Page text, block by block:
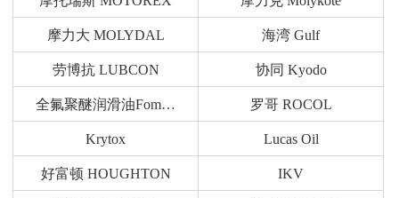
摩力大 MOLYDAL 海湾 Gulf
劳博抗 LUBCON 协同 Kyodo
全氟聚醚润滑油Fomblin 罗哥 ROCOL
Krytox Lucas Oil
好富顿 HOUGHTON IKV